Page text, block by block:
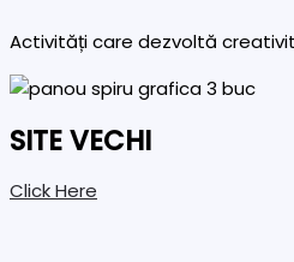
Activități care dezvoltă
SITE VECHI
Click Here